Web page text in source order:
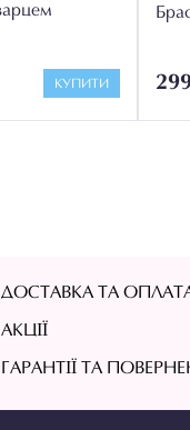
КУПИТИ
ДОСТАВКА ТА
АКЦІЇ
ГАРАНТІЇ ТА